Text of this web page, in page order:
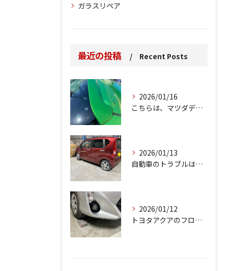
ガラスリペア
最近の投稿 Recent Posts
2026/01/16
こちらは、マツダデミオのゲートのルーフスポイラーで、経年劣化...
2026/01/13
自動車のトラブルは、日常生活において避けられない出来事の一つ...
2026/01/12
トヨタアクアのフロントバンパーの右下側を縁石にぶつけてできた...